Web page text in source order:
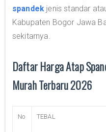
spandek jenis standar
Kabupaten Bogor Jawa
sekitarnya.
Daftar Harga Atap
Murah Terbaru 2026
No TEBAL